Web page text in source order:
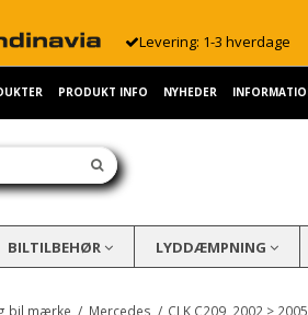
Levering: 1-3 hverdage
PRODUKT INFO NYHEDER
BILTILBEHØR LYDDÆMPNING
bil mærke / Mercedes / CLK C209, 2002 > 2005